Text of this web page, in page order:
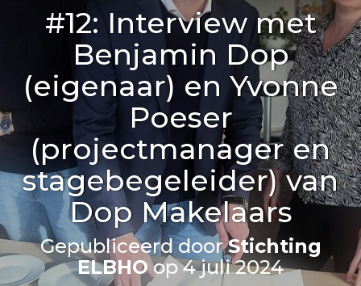
I
W
I
S
S
E
L
E
N
#12: Interview met
Benjamin Dop
(eigenaar) en Yvonne
Poeser
(projectmanager en
stagebegeleider) van
Dop Makelaars
Gepubliceerd doorStichting
ELBHOop4 juli 2024